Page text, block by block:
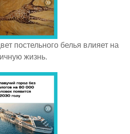
постельного белья влияет на
жизнь.